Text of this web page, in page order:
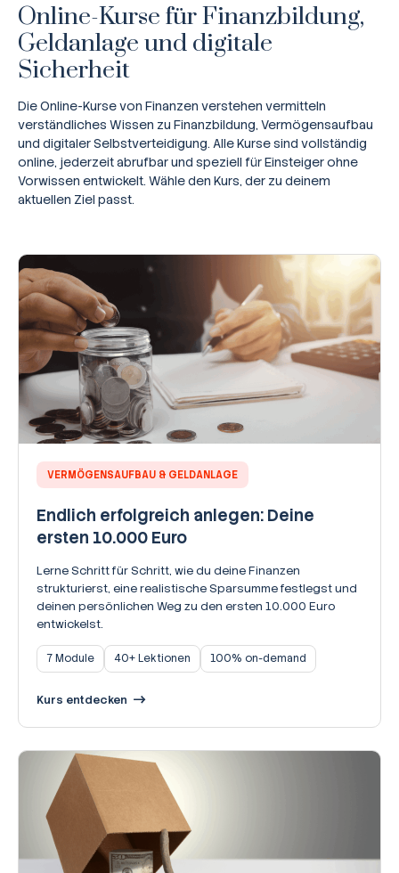
Online Kurse
Online-Kurse für Finanzbildung,
Geldanlage und digitale
Sicherheit
Die Online-Kurse von Finanzen verstehen vermitteln
verständliches Wissen zu Finanzbildung, Vermögensaufbau
und digitaler Selbstverteidigung. Alle Kurse sind vollständig
online, jederzeit abrufbar und speziell für Einsteiger ohne
Vorwissen entwickelt. Wähle den Kurs, der zu deinem
aktuellen Ziel passt.
VERMÖGENSAUFBAU & GELDANLAGE
Endlich erfolgreich anlegen: Deine
ersten 10.000 Euro
Lerne Schritt für Schritt, wie du deine Finanzen
strukturierst, eine realistische Sparsumme festlegst und
deinen persönlichen Weg zu den ersten 10.000 Euro
entwickelst.
7 Module 40+ Lektionen 100% on-demand
Kurs entdecken